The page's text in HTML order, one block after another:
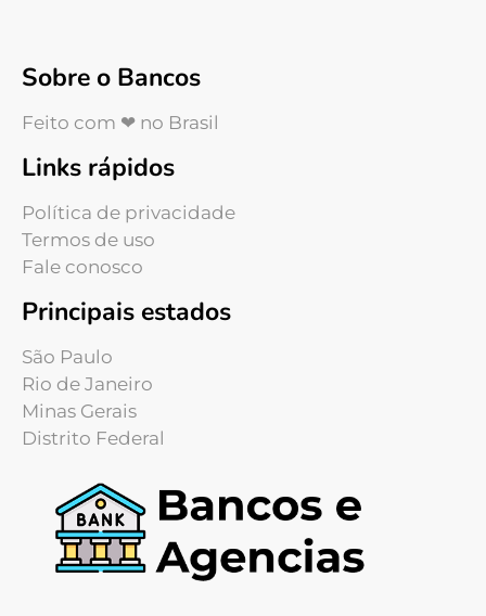
Sobre o Bancos
Feito com ❤ no Brasil
Links rápidos
Política de privacidade
Termos de uso
Fale conosco
Principais estados
São Paulo
Rio de Janeiro
Minas Gerais
Distrito Federal